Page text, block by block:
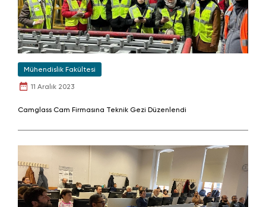
Mühendislik Fakültesi
11 Aralık 2023
Camglass Cam Firmasına Teknik Gezi Düzenlendi